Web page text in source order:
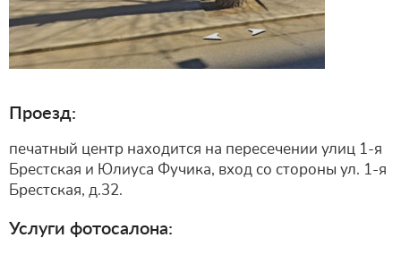
Проезд:
печатный центр находится на пересечении улиц 1-я
Брестская и Юлиуса Фучика, вход со стороны ул. 1-я
Брестская, д.32.
Услуги фотосалона: